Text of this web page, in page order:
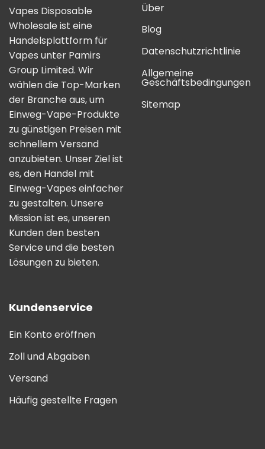
Vapes Disposable
Wholesale ist eine
Handelsplattform für
Vapes unter Pamirs
Group Limited. Wir
wählen die Top-Marken
der Branche aus, um
Einweg-Vape-Produkte
zu günstigen Preisen mit
schnellem Versand
anzubieten. Unser Ziel ist
es, den Handel mit
Einweg-Vapes einfacher
zu gestalten. Unsere
Mission ist es, unseren
Kunden den besten
Service und die besten
Lösungen zu bieten.
Über
Blog
Datenschutzrichtlinie
Allgemeine
Geschäftsbedingungen
Sitemap
Kundenservice
Ein Konto eröffnen
Zoll und Abgaben
Versand
Häufig gestellte Fragen